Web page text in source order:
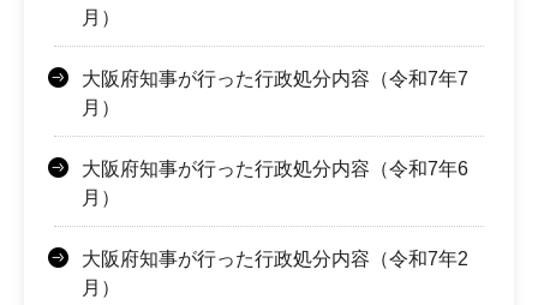
月）
大阪府知事が行った行政処分内容（令和7年7
月）
大阪府知事が行った行政処分内容（令和7年6
月）
大阪府知事が行った行政処分内容（令和7年2
月）